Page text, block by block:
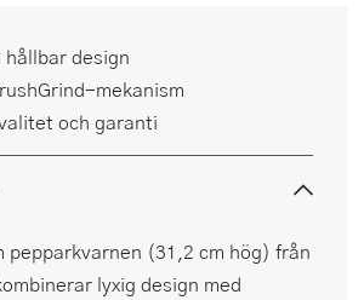
design
mekanism
och garanti
pepparkvarnen (31,2 cm hög) från
lyxig design med